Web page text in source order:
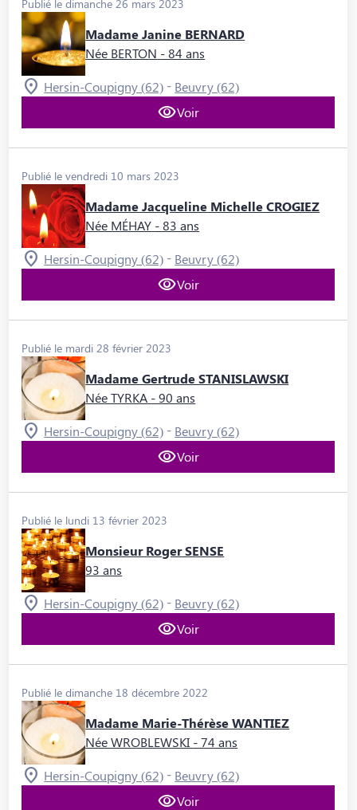
Publié le dimanche 26 mars 2023
Madame Janine BERNARD
Née BERTON - 84 ans
Hersin-Coupigny (62) - Beuvry (62)
Voir
Publié le vendredi 10 mars 2023
Madame Jacqueline Michelle CROGIEZ
Née MÉHAY - 83 ans
Hersin-Coupigny (62) - Beuvry (62)
Voir
Publié le mardi 28 février 2023
Madame Gertrude STANISLAWSKI
Née TYRKA - 90 ans
Hersin-Coupigny (62) - Beuvry (62)
Voir
Publié le lundi 13 février 2023
Monsieur Roger SENSE
93 ans
Hersin-Coupigny (62) - Beuvry (62)
Voir
Publié le dimanche 18 décembre 2022
Madame Marie-Thérèse WANTIEZ
Née WROBLEWSKI - 74 ans
Hersin-Coupigny (62) - Beuvry (62)
Voir